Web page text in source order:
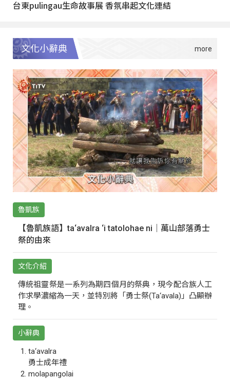
台東pulingau生命故事展 香氛串起文化連結
文化小辭典
魯凱族
【魯凱族語】ta‘avalra ‘i tatolohae ni｜萬山部落勇士
祭的由來
文化介紹
傳統祖靈祭是一系列為期四個月的祭典，現今配合族人工
作求學濃縮為一天，並特別將「勇士祭(Ta‘avala)」凸顯辦
理。
小辭典
ta‘avalra
勇士成年禮
molapangolai